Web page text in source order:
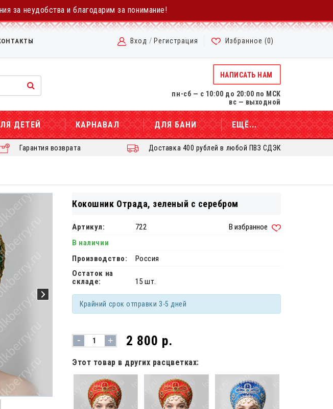
за неудобства и благодарим за понимание!
Вход / Регистрация Избранное (0)
НАПИСАТЬ НАМ
пн-сб — с 10:00 до 20:00 по МСК
вс — выходной
ДЕТЕЙ КАРНАВАЛ ДЛЯ БАНИ ЕЩЁ...
Гарантия возврата Доставка 400 рублей в любой ПВЗ СДЭК
Кокошник Отрада, зеленый с серебром
В избранное
Артикул:
722
В наличии
Производство:
Россия
Остаток на
складе:
15 шт.
Крайний срок отправки 3-5 дней
- + 2 800 р.
Этот товар в других расцветках: